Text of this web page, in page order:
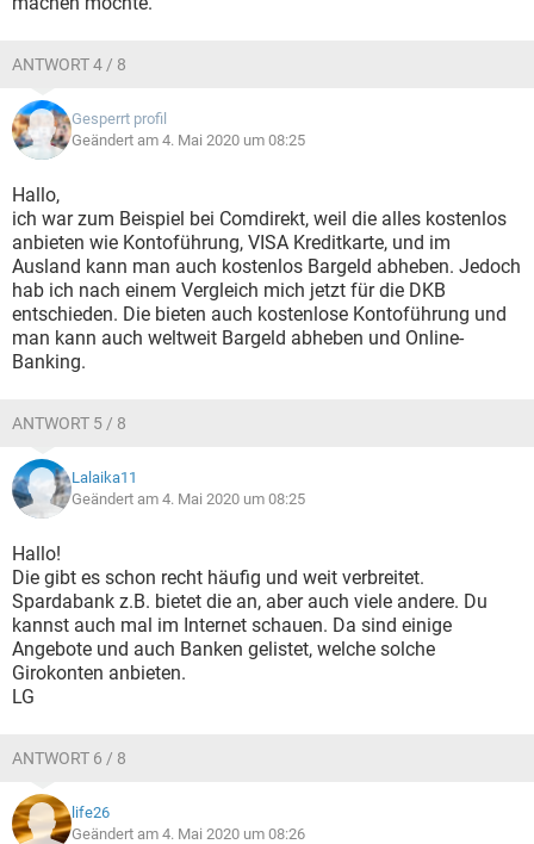
ANTWORT 4 / 8
Gesperrt profil
Geändert am 4. Mai 2020 um 08:25
Hallo,
ich war zum Beispiel bei Comdirekt, weil die alles kostenlos
anbieten wie Kontoführung, VISA Kreditkarte, und im
Ausland kann man auch kostenlos Bargeld abheben. Jedoch
hab ich nach einem Vergleich mich jetzt für die DKB
entschieden. Die bieten auch kostenlose Kontoführung und
man kann auch weltweit Bargeld abheben und Online-
Banking.
ANTWORT 5 / 8
Lalaika11
Geändert am 4. Mai 2020 um 08:25
Hallo!
Die gibt es schon recht häufig und weit verbreitet.
Spardabank z.B. bietet die an, aber auch viele andere. Du
kannst auch mal im Internet schauen. Da sind einige
Angebote und auch Banken gelistet, welche solche
Girokonten anbieten.
LG
ANTWORT 6 / 8
life26
Geändert am 4. Mai 2020 um 08:26